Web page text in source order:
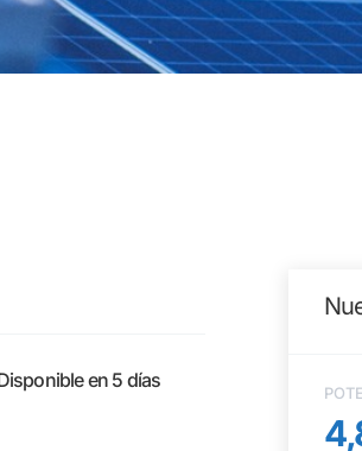
en 5 días